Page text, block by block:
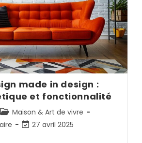
made in design :
et fonctionnalité
Maison & Art de vivre
27 avril 2025